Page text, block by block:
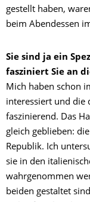
gestellt haben,
beim Abendessen
Sie sind ja ein
fasziniert Sie an
Mich haben schon
interessiert und die
faszinierend. Das
gleich geblieben:
Republik. Ich
sie in den
wahrgenommen
beiden gestaltet